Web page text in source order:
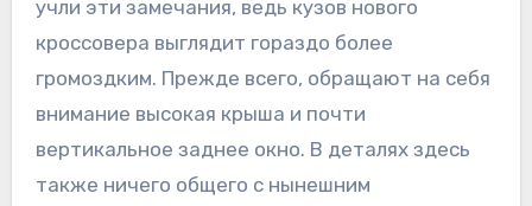
учли эти замечания, ведь кузов нового
кроссовера выглядит гораздо более
громоздким. Прежде всего, обращают на себя
внимание высокая крыша и почти
вертикальное заднее окно. В деталях здесь
также ничего общего с нынешним